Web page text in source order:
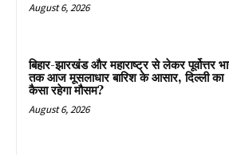
August 6, 2026
बिहार-झारखंड और महाराष्ट्र से लेकर पूर्वोत्तर
तक आज मूसलाधार बारिश के आसार, दिल्ली का
कैसा रहेगा मौसम?
August 6, 2026